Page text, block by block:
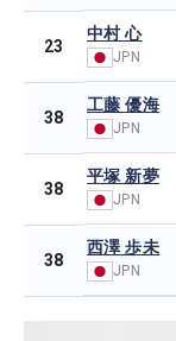
23
中村 心
JPN
38
工藤 優海
JPN
38
平塚 新夢
JPN
38
西澤 歩未
JPN